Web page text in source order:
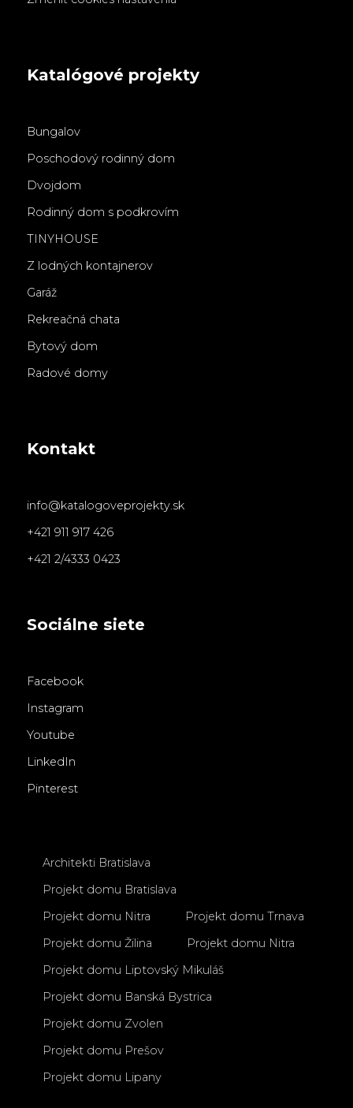
Katalógové projekty
Bungalov
Poschodový rodinný dom
Dvojdom
Rodinný dom s podkrovím
TINYHOUSE
Z lodných kontajnerov
Garáž
Rekreačná chata
Bytový dom
Radové domy
Kontakt
info@katalogoveprojekty.sk
+421 911 917 426
+421 2/4333 0423
Sociálne siete
Facebook
Instagram
Youtube
LinkedIn
Pinterest
Architekti Bratislava
Projekt domu Bratislava
Projekt domu Nitra
Projekt domu Trnava
Projekt domu Žilina
Projekt domu Nitra
Projekt domu Liptovský Mikuláš
Projekt domu Banská Bystrica
Projekt domu Zvolen
Projekt domu Prešov
Projekt domu Lipany